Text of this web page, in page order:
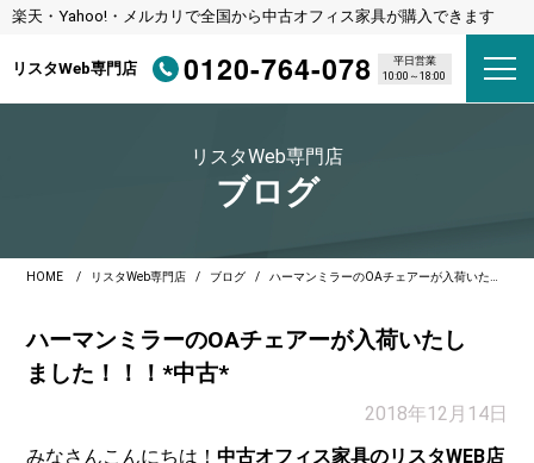
楽天・Yahoo!・メルカリで全国から中古オフィス家具が購入できます
リスタWeb専門店 0120-764-078
平日営業
10:00～18:00
リスタWeb専門店
ブログ
HOME リスタWeb専門店 ブログ ハーマンミラーのOAチェアーが入荷いたしました！！！*中古*
ハーマンミラーのOAチェアーが入荷いたし
ました！！！*中古*
2018年12月14日
みなさんこんにちは！中古オフィス家具のリスタWEB店